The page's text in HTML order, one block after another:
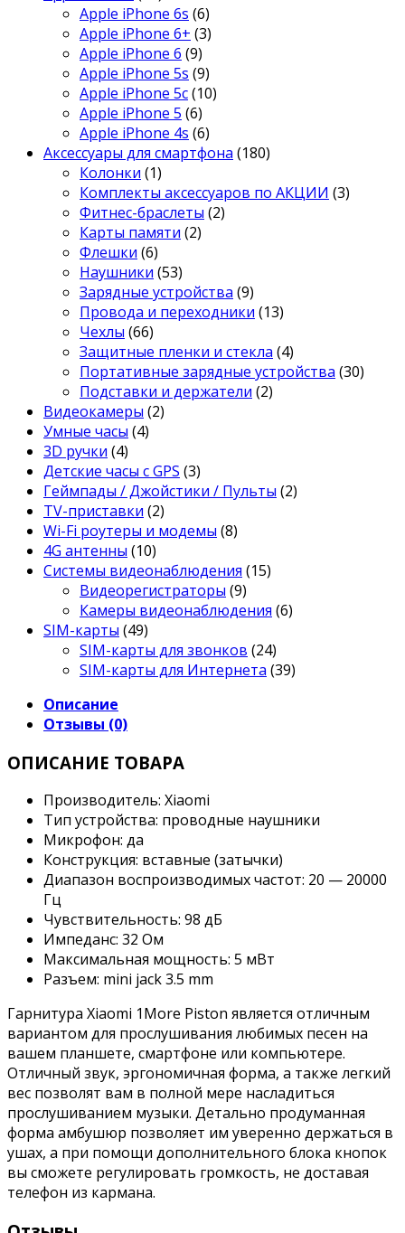
Apple iPhone 6s (6)
Apple iPhone 6+ (3)
Apple iPhone 6 (9)
Apple iPhone 5s (9)
Apple iPhone 5c(10)
Apple iPhone 5 (6)
Apple iPhone 4s (6)
Аксессуары для смартфона (180)
Колонки (1)
Комплекты аксессуаров по АКЦИИ (3)
Фитнес-браслеты (2)
Карты памяти (2)
Флешки (6)
Наушники (53)
Зарядные устройства (9)
Провода и переходники (13)
Чехлы (66)
Защитные пленки и стекла (4)
Портативные зарядные устройства (30)
Подставки и держатели (2)
Видеокамеры (2)
Умные часы (4)
3D ручки (4)
Детские часы с GPS (3)
Геймпады / Джойстики / Пульты (2)
TV-приставки (2)
Wi-Fi роутеры и модемы (8)
4G антенны (10)
Системы видеонаблюдения (15)
Видеорегистраторы (9)
Камеры видеонаблюдения (6)
SIM-карты (49)
SIM-карты для звонков (24)
SIM-карты для Интернета (39)
Описание
Отзывы (0)
ОПИСАНИЕ ТОВАРА
Производитель: Xiaomi
Тип устройства: проводные наушники
Микрофон: да
Конструкция: вставные (затычки)
Диапазон воспроизводимых частот: 20 — 20000
Гц
Чувствительность: 98 дБ
Импеданс: 32 Ом
Максимальная мощность: 5 мВт
Разъем: mini jack 3.5 mm
Гарнитура Xiaomi 1More Piston является отличным
вариантом для прослушивания любимых песен на
вашем планшете, смартфоне или компьютере.
Отличный звук, эргономичная форма, а также легкий
вес позволят вам в полной мере насладиться
прослушиванием музыки. Детально продуманная
форма амбушюр позволяет им уверенно держаться в
ушах, а при помощи дополнительного блока кнопок
вы сможете регулировать громкость, не доставая
телефон из кармана.